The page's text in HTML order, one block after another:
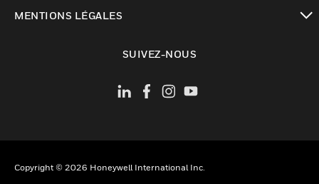
MENTIONS LÉGALES
SUIVEZ-NOUS
Copyright © 2026 Honeywell International Inc.